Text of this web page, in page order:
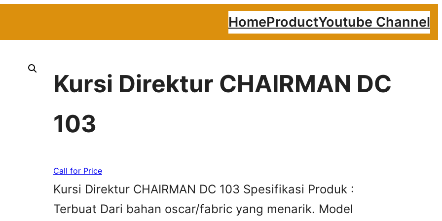
HomeProductYoutube Channel
Kursi Direktur CHAIRMAN DC
103
Call for Price
Kursi Direktur CHAIRMAN DC 103 Spesifikasi Produk :
Terbuat Dari bahan oscar/fabric yang menarik. Model